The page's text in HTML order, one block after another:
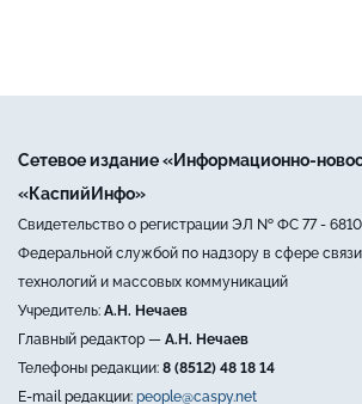
Сетевое издание «Информационно-
«КаспийИнфо»
Свидетельство о регистрации ЭЛ № ФС 77 -
Федеральной службой по надзору в сфере
технологий и массовых коммуникаций
Учредитель: А.Н. Нечаев
Главный редактор — А.Н. Нечаев
Телефоны редакции: 8 (8512) 48 18 14
E-mail редакции: people@caspy.net